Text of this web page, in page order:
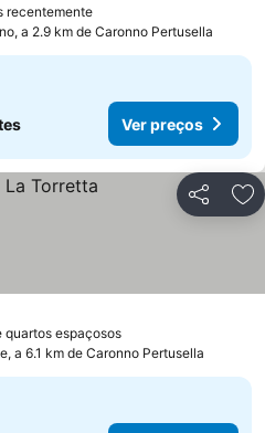
recentementeVer preços
a 2.9 km de Caronno Pertusella
Ver preços
Partilhar
quartos espaçososVer preços
a 6.1 km de Caronno Pertusella